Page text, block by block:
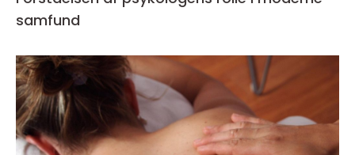
samfund